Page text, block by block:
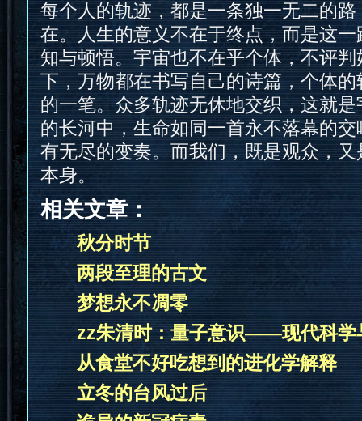
每个人的轨迹，都是一条独一无二的
在。人生的意义不在于终点，而是这
知与顿悟。宇宙也不在乎个体，不评
下，万物都在书写自己的诗篇，个体
的一笔。众多轨迹无休地交织，这就
的长河中，生命如同一首永不落幕的
有无尽的变奏。而我们，既是观众，
本身。
相关文章：
秋分时节
两段至理的古文
梦想永不凋零
zz朱清时：量子意识——现代科学
从食堂不好吃想到的进化学解释
立冬的台风过后